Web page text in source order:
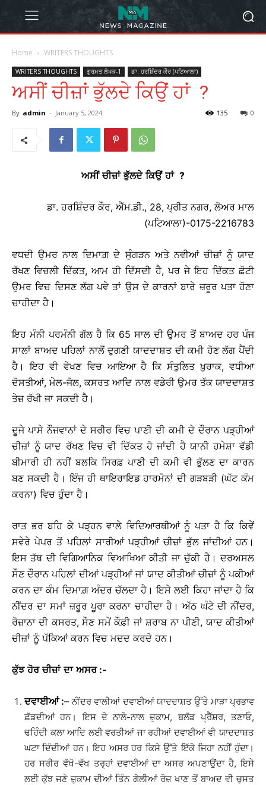
Home WRITERS THOUGHTS
WRITERS THOUGHTS ਗੁਰਮਤ ਲੇਖਕ-1 ਡਾ. ਹਰਸ਼ਿੰਦਰ ਕੌਰ (ਪਟਿਆਲਾ)
ਅਸੀਂ ਚੀਜ਼ਾਂ ਭੁੱਲਦੇ ਕਿਉਂ ਹਾਂ ?
By admin - January 5, 2024 0
135
ਅਸੀਂ ਚੀਜ਼ਾਂ ਭੁੱਲਦੇ ਕਿਉਂ ਹਾਂ ?
ਡਾ. ਹਰਸ਼ਿੰਦਰ ਕੌਰ, ਐੱਮ.ਡੀ., 28, ਪ੍ਰੀਤ ਨਗਰ, ਲੋਅਰ ਮਾਲ
(ਪਟਿਆਲਾ)-0175-2216783
ਵਧਦੀ ਉਮਰ ਨਾਲ ਦਿਮਾਗ਼ ਦੇ ਸੁੰਗੜਨ ਅਤੇ ਨਵੀਆਂ ਚੀਜ਼ਾਂ ਨੂੰ ਯਾਦ
ਰੱਖਣ ਵਿਚਲੀ ਦਿੱਕਤ, ਆਮ ਹੀ ਦਿੱਸਦੀ ਹੈ, ਪਰ ਜੇ ਇਹ ਦਿੱਕਤ ਛੋਟੀ
ਉਮਰ ਵਿਚ ਦਿਸਣ ਲੱਗ ਪਵੇ ਤਾਂ ਉਸ ਦੇ ਕਾਰਨਾਂ ਬਾਰੇ ਜ਼ਰੂਰ ਪਤਾ ਹੋਣਾ
ਚਾਹੀਦਾ ਹੈ।
ਇਹ ਮੰਨੀ ਪਰਮੰਨੀ ਗੱਲ ਹੈ ਕਿ 65 ਸਾਲ ਦੀ ਉਮਰ ਤੋਂ ਬਾਅਦ ਹਰ ਪੰਜ
ਸਾਲਾਂ ਬਾਅਦ ਪਹਿਲਾਂ ਨਾਲੋਂ ਦੁਗਣੀ ਯਾਦਦਾਸ਼ਤ ਦੀ ਕਮੀ ਹੋਣ ਲੱਗ ਪੈਂਦੀ
ਹੈ। ਇਹ ਵੀ ਵੇਖਣ ਵਿਚ ਆਇਆ ਹੈ ਕਿ ਸੰਤੁਲਿਤ ਖ਼ੁਰਾਕ, ਵਧੀਆ
ਦੋਸਤੀਆਂ, ਮੇਲ-ਜੋਲ, ਕਸਰਤ ਆਦਿ ਨਾਲ ਵਡੇਰੀ ਉਮਰ ਤੱਕ ਯਾਦਦਾਸ਼ਤ
ਤੇਜ਼ ਰੱਖੀ ਜਾ ਸਕਦੀ ਹੈ।
ਦੂਜੇ ਪਾਸੇ ਨੌਜਵਾਨਾਂ ਦੇ ਸਰੀਰ ਵਿਚ ਪਾਣੀ ਦੀ ਕਮੀ ਦੇ ਦੌਰਾਨ ਪੜ੍ਹੀਆਂ
ਚੀਜ਼ਾਂ ਨੂੰ ਯਾਦ ਰੱਖਣ ਵਿਚ ਵੀ ਦਿੱਕਤ ਹੋ ਜਾਂਦੀ ਹੈ ਯਾਨੀ ਹਮੇਸ਼ਾ ਵੱਡੀ
ਬੀਮਾਰੀ ਹੀ ਨਹੀਂ ਬਲਕਿ ਸਿਰਫ਼ ਪਾਣੀ ਦੀ ਕਮੀ ਵੀ ਭੁੱਲਣ ਦਾ ਕਾਰਨ
ਬਣ ਸਕਦੀ ਹੈ। ਇੰਜ ਹੀ ਥਾਇਰਾਇਡ ਹਾਰਮੋਨਾਂ ਦੀ ਗੜਬੜੀ (ਘੱਟ ਕੰਮ
ਕਰਨਾ) ਵਿਚ ਹੁੰਦਾ ਹੈ।
ਰਾਤ ਭਰ ਬਹਿ ਕੇ ਪੜ੍ਹਨ ਵਾਲੇ ਵਿਦਿਆਰਥੀਆਂ ਨੂੰ ਪਤਾ ਹੈ ਕਿ ਕਿਵੇਂ
ਸਵੇਰੇ ਪੇਪਰ ਤੋਂ ਪਹਿਲਾਂ ਸਾਰੀਆਂ ਪੜ੍ਹੀਆਂ ਚੀਜ਼ਾਂ ਭੁੱਲ ਜਾਂਦੀਆਂ ਹਨ।
ਇਸ ਤੱਥ ਦੀ ਵਿਗਿਆਨਿਕ ਵਿਆਖਿਆ ਕੀਤੀ ਜਾ ਚੁੱਕੀ ਹੈ। ਦਰਅਸਲ
ਸੌਣ ਦੌਰਾਨ ਪਹਿਲਾਂ ਦੀਆਂ ਪੜ੍ਹੀਆਂ ਜਾਂ ਯਾਦ ਕੀਤੀਆਂ ਚੀਜ਼ਾਂ ਨੂੰ ਪਕੀਆਂ
ਕਰਨ ਦਾ ਕੰਮ ਦਿਮਾਗ਼ ਅੰਦਰ ਚੱਲਦਾ ਹੈ। ਇਸੇ ਲਈ ਕਿਹਾ ਜਾਂਦਾ ਹੈ ਕਿ
ਨੀਂਦਰ ਦਾ ਸਮਾਂ ਜ਼ਰੂਰ ਪੂਰਾ ਕਰਨਾ ਚਾਹੀਦਾ ਹੈ। ਅੱਠ ਘੰਟੇ ਦੀ ਨੀਂਦਰ,
ਰੋਜ਼ਾਨਾ ਦੀ ਕਸਰਤ, ਸੌਣ ਸਮੇਂ ਕੌਫ਼ੀ ਜਾਂ ਸ਼ਰਾਬ ਨਾ ਪੀਣੀ, ਯਾਦ ਕੀਤੀਆਂ
ਚੀਜ਼ਾਂ ਨੂੰ ਪੱਕਿਆਂ ਕਰਨ ਵਿਚ ਮਦਦ ਕਰਦੇ ਹਨ।
ਕੁੱਝ ਹੋਰ ਚੀਜ਼ਾਂ ਦਾ ਅਸਰ:-
ਦਵਾਈਆਂ:–ਨੀਂਦਰ ਵਾਲੀਆਂ ਦਵਾਈਆਂ ਯਾਦਦਾਸ਼ਤ ਉੱਤੇ ਮਾੜਾ ਪ੍ਰਭਾਵ
ਛੱਡਦੀਆਂ ਹਨ। ਇਸ ਦੇ ਨਾਲੋ-ਨਾਲ ਜ਼ੁਕਾਮ, ਬਲੱਡ ਪ੍ਰੈੱਸ਼ਰ, ਤਣਾਓ,
ਢਹਿੰਦੀ ਕਲਾ ਆਦਿ ਲਈ ਵਰਤੀਆਂ ਜਾ ਰਹੀਆਂ ਦਵਾਈਆਂ ਵੀ ਯਾਦਦਾਸ਼ਤ
ਘਟਾ ਦਿੰਦੀਆਂ ਹਨ। ਇਹ ਅਸਰ ਹਰ ਕਿਸੇ ਉੱਤੇ ਇੱਕੋ ਜਿਹਾ ਨਹੀਂ ਹੁੰਦਾ।
ਹਰ ਸਰੀਰ ਵੱਖੋ-ਵੱਖ ਤਰ੍ਹਾਂ ਦਵਾਈਆਂ ਦਾ ਅਸਰ ਅਪਣਾਉਂਦਾ ਹੈ, ਇਸੇ
ਲਈ ਕੁੱਝ ਜਣੇ ਜ਼ੁਕਾਮ ਦੀਆਂ ਤਿੰਨ ਗੋਲੀਆਂ ਰੋਜ਼ ਖਾਣ ਤੋਂ ਬਾਅਦ ਵੀ ਚੁਸਤ